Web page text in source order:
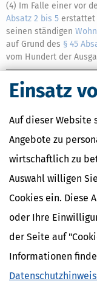
Einsatz
Auf dieser Website
Angebote zu
wirtschaftlich zu
Auswahl willigen
Cookies ein. Diese
oder Ihre
der Seite auf
Informationen
(4) Im Falle einer vor
Absatz 2 bis 5 erstattet
seinen ständigen
auf Grund des § 45
vom Hundert der
Ähnliche Themen
Beruf &
Verwandte
Mindestlohn
Abschlagszahlung